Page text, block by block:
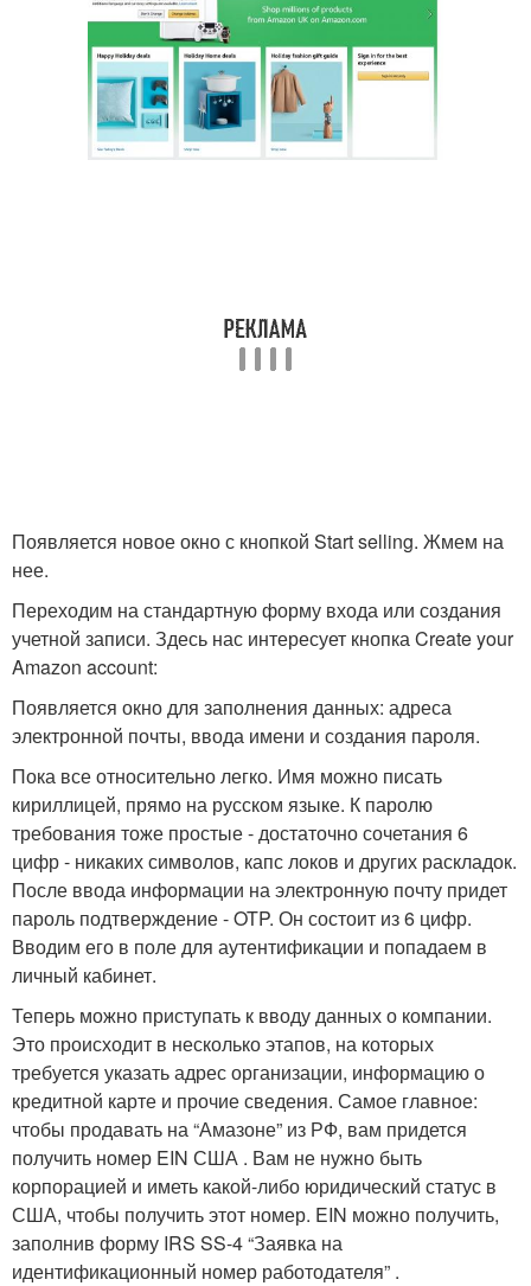
Появляется новое окно с кнопкой Start selling. Жмем на
нее.
Переходим на стандартную форму входа или создания
учетной записи. Здесь нас интересует кнопка Create your
Amazon account:
Появляется окно для заполнения данных: адреса
электронной почты, ввода имени и создания пароля.
Пока все относительно легко. Имя можно писать
кириллицей, прямо на русском языке. К паролю
требования тоже простые - достаточно сочетания 6
цифр - никаких символов, капс локов и других раскладок.
После ввода информации на электронную почту придет
пароль подтверждение - OTP. Он состоит из 6 цифр.
Вводим его в поле для аутентификации и попадаем в
личный кабинет.
Теперь можно приступать к вводу данных о компании.
Это происходит в несколько этапов, на которых
требуется указать адрес организации, информацию о
кредитной карте и прочие сведения. Самое главное:
чтобы продавать на “Амазоне” из РФ, вам придется
получить номер EIN США . Вам не нужно быть
корпорацией и иметь какой-либо юридический статус в
США, чтобы получить этот номер. EIN можно получить,
заполнив форму IRS SS-4 “Заявка на
идентификационный номер работодателя” .